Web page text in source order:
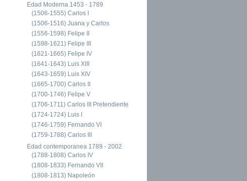
Edad Moderna 1453 - 1789
(1506-1555) Carlos I
(1506-1516) Juana y Carlos
(1556-1598) Felipe II
(1598-1621) Felipe III
(1621-1665) Felipe IV
(1641-1643) Luis XIII
(1643-1659) Luis XIV
(1665-1700) Carlos II
(1700-1746) Felipe V
(1706-1711) Carlos III Pretendiente
(1724-1724) Luis I
(1746-1759) Fernando VI
(1759-1788) Carlos III
Edad contemporanea 1789 - 2002
(1788-1808) Carlos IV
(1808-1833) Fernando VII
(1808-1813) Napoleón